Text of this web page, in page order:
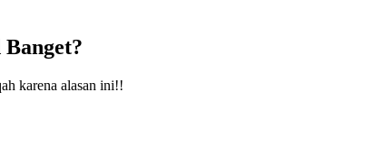
karena alasan ini!!